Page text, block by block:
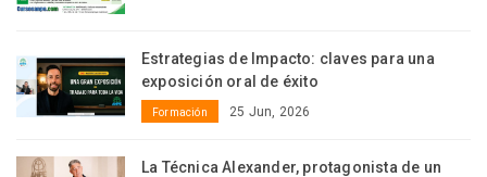
Estrategias de Impacto: claves para una
exposición oral de éxito
Formación 25 Jun, 2026
La Técnica Alexander, protagonista de un